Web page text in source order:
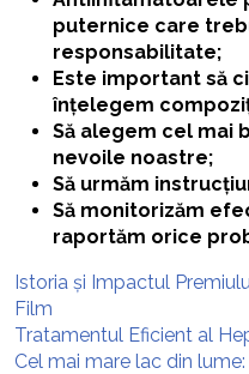
puternice care
responsabilitate;
Este important să
înțelegem
Să alegem cel mai
nevoile noastre;
Să urmăm
Să monitorizăm
raportăm orice
Istoria și Impactul
Film
Tratamentul Eficient al
Cel mai mare lac din